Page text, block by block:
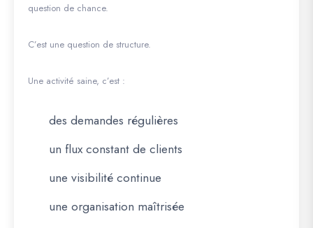
question de chance.
C’est une question de structure.
Une activité saine, c’est :
des demandes régulières
un flux constant de clients
une visibilité continue
une organisation maîtrisée